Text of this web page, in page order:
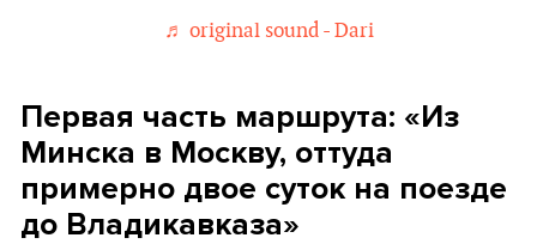
♬ original sound - Dari
Первая часть маршрута: «Из
Минска в Москву, оттуда
примерно двое суток на поезде
до Владикавказа»